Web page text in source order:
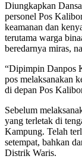
Diungkapkan
personel Pos
keamanan dan
terutama warga
beredarnya miras,
“Dipimpin Danpos
pos melaksanakan
di depan Pos
Sebelum
yang terletak di
Kampung. Telah
setempat, bahkan
Distrik Waris.